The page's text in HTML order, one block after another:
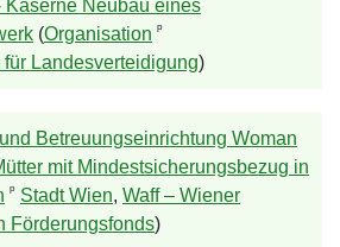
Kaserne Neubau eines
(Organisation ᵖ
Landesverteidigung)
Betreuungseinrichtung Woman
mit Mindestsicherungsbezug in
ᵖ Stadt Wien, Waff – Wiener
Förderungsfonds)